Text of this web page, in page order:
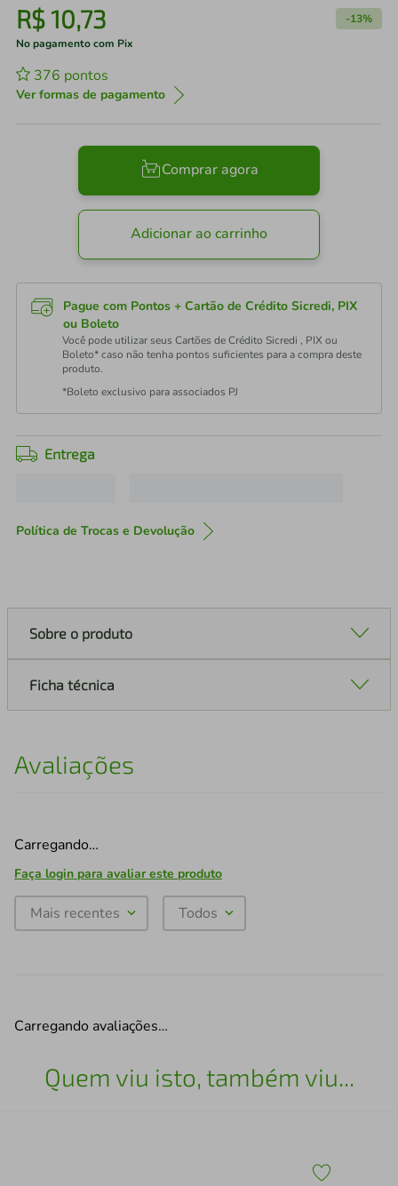
R$10,73 -13%
No pagamento com Pix
376 pontos
Ver formas de pagamento
Comprar agora
Adicionar ao carrinho
Pague com Pontos + Cartão de Crédito Sicredi, PIX
ou Boleto
Você pode utilizar seus Cartões de Crédito Sicredi , PIX ou
Boleto* caso não tenha pontos suficientes para a compra deste
produto.
*Boleto exclusivo para associados PJ
Entrega
Política de Trocas e Devolução
Sobre o produto
Ficha técnica
Avaliações
Carregando…
Faça login para avaliar este produto
Mais recentes Todos
Carregando avaliações…
Quem viu isto, também viu...